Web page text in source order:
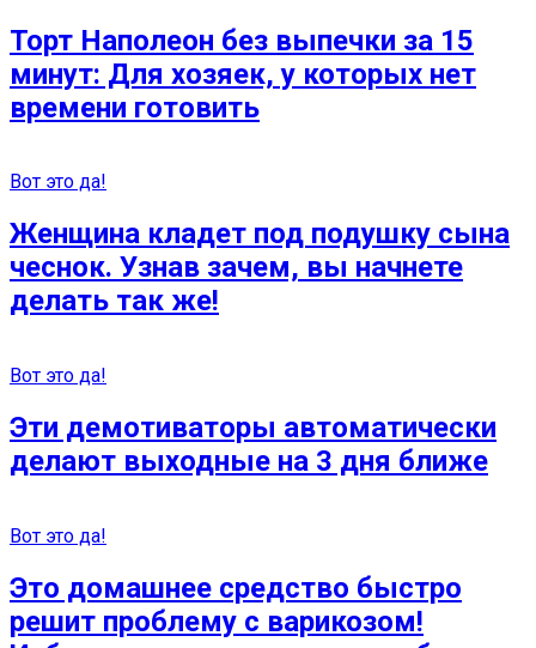
Торт Наполеон без выпечки за 15
минут: Для хозяек, у которых нет
времени готовить
Вот это да!
Женщина кладет под подушку сына
чеснок. Узнав зачем, вы начнете
делать так же!
Вот это да!
Эти демотиваторы автоматически
делают выходные на 3 дня ближе
Вот это да!
Это домашнее средство быстро
решит проблему с варикозом!